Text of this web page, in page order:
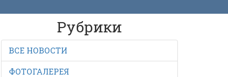
Рубрики
ВСЕ НОВОСТИ
ФОТОГАЛЕРЕЯ